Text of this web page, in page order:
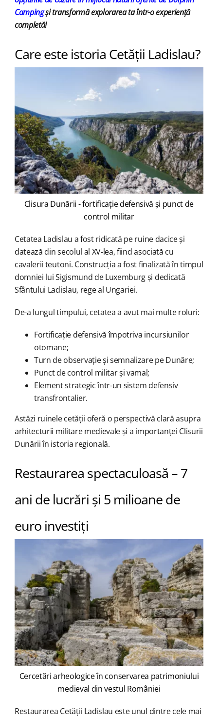
Campingși transformă explorarea ta într-o experiență
completă!
Care este istoria Cetății Ladislau?
Clisura Dunării - fortificație defensivă și punct de
control militar
Cetatea Ladislau a fost ridicată pe ruine dacice și
datează din secolul al XV-lea, fiind asociată cu
cavalerii teutoni. Construcția a fost finalizată în timpul
domniei lui Sigismund de Luxemburg și dedicată
Sfântului Ladislau, rege al Ungariei.
De-a lungul timpului, cetatea a avut mai multe roluri:
Fortificație defensivă împotriva incursiunilor
otomane;
Turn de observație și semnalizare pe Dunăre;
Punct de control militar și vamal;
Element strategic într-un sistem defensiv
transfrontalier.
Astăzi ruinele cetății oferă o perspectivă clară asupra
arhitecturii militare medievale și a importanței Clisurii
Dunării în istoria regională.
Restaurarea spectaculoasă – 7
ani de lucrări și 5 milioane de
euro investiți
Cercetări arheologice în conservarea patrimoniului
medieval din vestul României
Restaurarea Cetății Ladislau este unul dintre cele mai